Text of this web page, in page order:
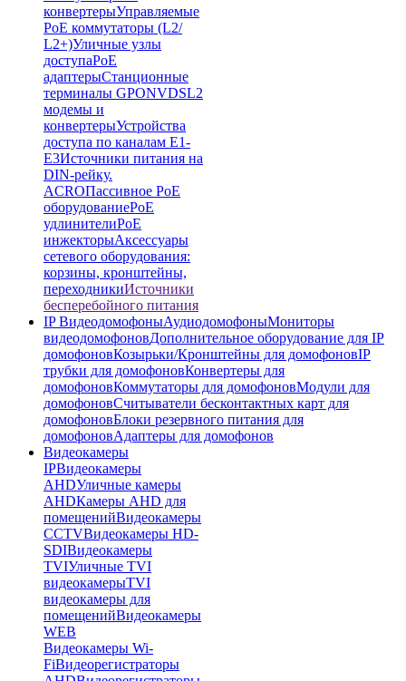
конвертерыУправляемые
PoE коммутаторы (L2/
L2+)Уличные узлы
доступаPoE
адаптерыСтанционные
терминалы GPONVDSL2
модемы и
конвертерыУстройства
доступа по каналам E1-
E3Источники питания на
DIN-рейку.
ACROПассивное PoE
оборудованиеPoE
удлинителиPoE
инжекторыАксессуары
сетевого оборудования:
корзины, кронштейны,
переходникиИсточники
бесперебойного питания
IP ВидеодомофоныАудиодомофоныМониторы
видеодомофоновДополнительное оборудование для IP
домофоновКозырьки/Кронштейны для домофоновIP
трубки для домофоновКонвертеры для
домофоновКоммутаторы для домофоновМодули для
домофоновСчитыватели бесконтактных карт для
домофоновБлоки резервного питания для
домофоновАдаптеры для домофонов
Видеокамеры
IPВидеокамеры
AHDУличные камеры
AHDКамеры AHD для
помещенийВидеокамеры
CCTVВидеокамеры HD-
SDIВидеокамеры
TVIУличные TVI
видеокамерыTVI
видеокамеры для
помещенийВидеокамеры
WEB
Видеокамеры Wi-
FiВидеорегистраторы